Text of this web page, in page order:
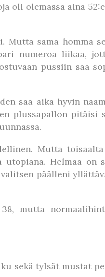
oli olemassa aina
sama homma
numeroa liikaa,
pussiin saa
saa aika hyvin
plussapallon pitäisi
Mutta
Helmaa on
päälleni
mutta
sekä tylsät mustat